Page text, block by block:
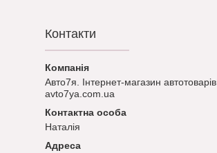
Контакти
Авто7я. Інтернет-магазин автотоварів
avto7ya.com.ua
Наталія